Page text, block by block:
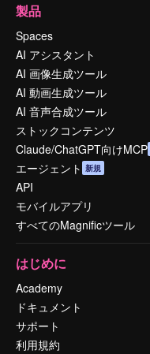
製品
Spaces
AI アシスタント
AI 画像生成ツール
AI 動画生成ツール
AI 音声合成ツール
ストックコンテンツ
Claude/ChatGPT向けMCP
エージェント 新規
API
モバイルアプリ
すべてのMagnificツール
はじめに
Academy
ドキュメント
サポート
利用規約